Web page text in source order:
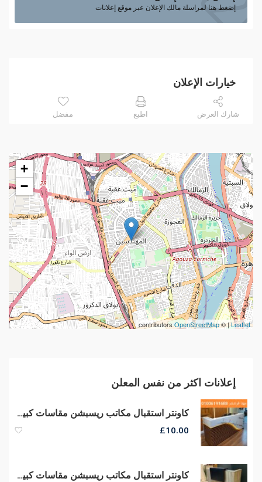
إضغط هنا لمراسلة مالك الإعلان عبر موقع إعلانات
خيارات الإعلان
شارك العرض اطبع مفضل
+
−
Leaflet
| ©
OpenStreetMap
contributors
إعلانات اكثر من نفس المعلن
كاونتر استقبال مكاتب ريسبشن مقاسات كبيره وصغيره الحجم من مهنا فرنتشر
£10.00
كاونتر استقبال مكاتب ريسبشن مقاسات كبيره وصغيره الحجم من مهنا فرنتشر